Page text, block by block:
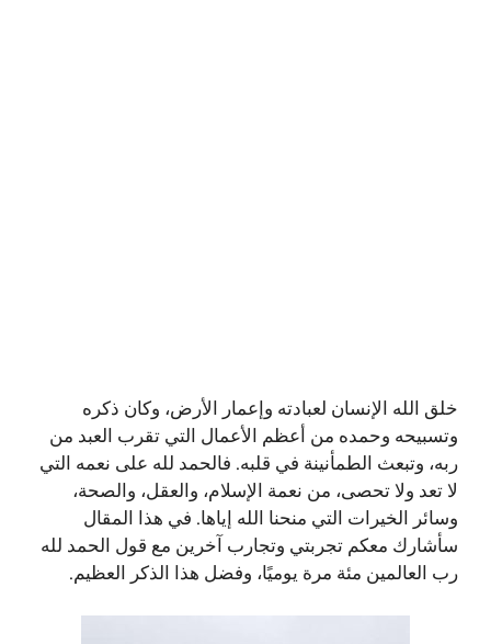
خلق الله الإنسان لعبادته وإعمار الأرض، وكان ذكره
وتسبيحه وحمده من أعظم الأعمال التي تقرب العبد من
ربه، وتبعث الطمأنينة في قلبه. فالحمد لله على نعمه التي
لا تعد ولا تحصى، من نعمة الإسلام، والعقل، والصحة،
وسائر الخيرات التي منحنا الله إياها. في هذا المقال
سأشارك معكم تجربتي وتجارب آخرين مع قول الحمد لله
رب العالمين مئة مرة يوميًا، وفضل هذا الذكر العظيم.